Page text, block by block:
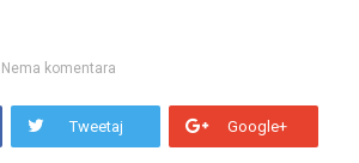
Nema komentara
Tweetaj Google+